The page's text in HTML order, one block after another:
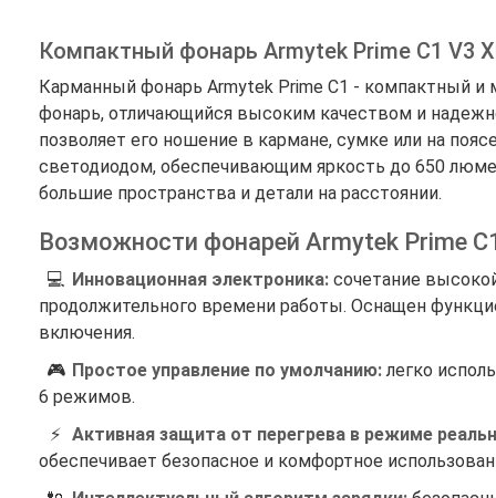
Компактный фонарь Armytek Prime C1 V3
Карманный фонарь Armytek Prime C1 - компактный
фонарь, отличающийся высоким качеством и
позволяет его ношение в кармане, сумке или на
светодиодом, обеспечивающим яркость до 650
большие пространства и детали на расстоянии.
Возможности фонарей Armytek Prime
💻 Инновационная электроника: сочетание
продолжительного времени работы. Оснащен
включения.
🎮 Простое управление по умолчанию:легко
6 режимов.
⚡ Активная защита от перегрева в режиме
обеспечивает безопасное и комфортное